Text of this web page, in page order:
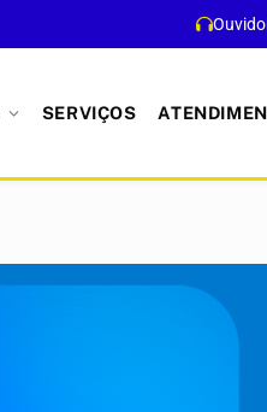
SERVIÇOS